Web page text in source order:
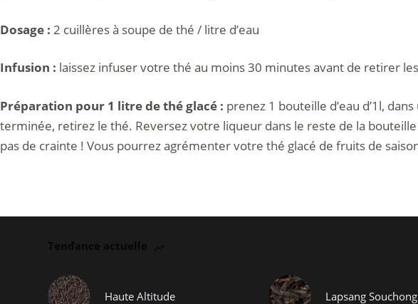
Dosage : 2 cuillères à soupe de thé / litre d’eau
Infusion : laissez infuser votre thé au moins 30 minutes avant de retirer
Préparation pour 1 litre de thé glacé : prenez 1 bouteille d’eau d’1l,
terminée, retirez le thé. Reversez votre liqueur dans le reste de la
pas de crainte ! Vous pourrez agrémenter votre thé glacé de fruits de
Tendance actuelle
Haute Altitude Lapsang Souchong